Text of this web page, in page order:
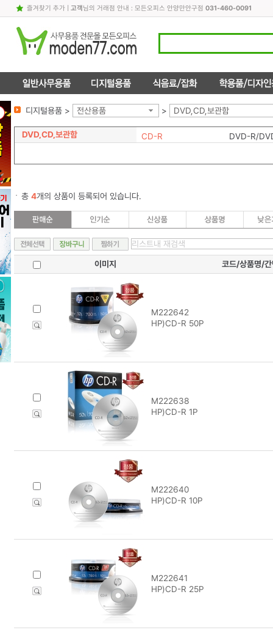
즐겨찾기 추가| 고객님의 거래점 안내 : 모든오피스 안양만안구점 031-460-0091
디지털용품 > 전산용품 > DVD,CD,보관함
DVD,CD,보관함 CD-R DVD-R/
총 4개의 상품이 등록되어 있습니다.
이미지 코드/상품명/간
M222642
HP)CD-R 50P
M222638
HP)CD-R 1P
M222640
HP)CD-R 10P
M222641
HP)CD-R 25P